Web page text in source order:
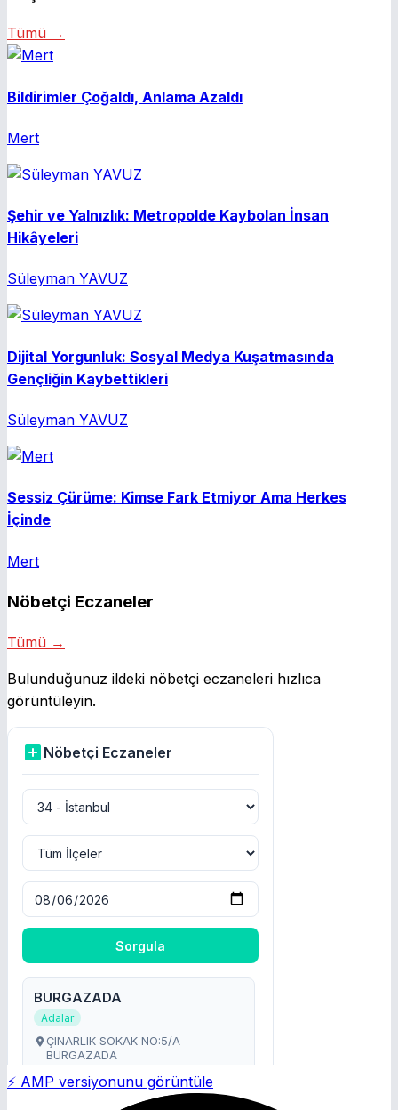
Tümü →
Bildirimler Çoğaldı, Anlama Azaldı
Mert
Şehir ve Yalnızlık: Metropolde Kaybolan İnsan
Hikâyeleri
Süleyman YAVUZ
Dijital Yorgunluk: Sosyal Medya Kuşatmasında
Gençliğin Kaybettikleri
Süleyman YAVUZ
Sessiz Çürüme: Kimse Fark Etmiyor Ama Herkes
İçinde
Mert
Nöbetçi Eczaneler
Tümü →
Bulunduğunuz ildeki nöbetçi eczaneleri hızlıca
görüntüleyin.
⚡ AMP versiyonunu görüntüle